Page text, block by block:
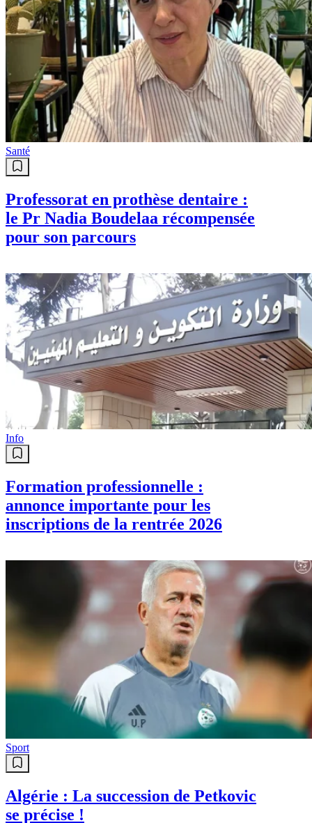
Santé
Professorat en prothèse dentaire :
le Pr Nadia Boudelaa récompensée
pour son parcours
Info
Formation professionnelle :
annonce importante pour les
inscriptions de la rentrée 2026
Sport
Algérie : La succession de Petkovic
se précise !